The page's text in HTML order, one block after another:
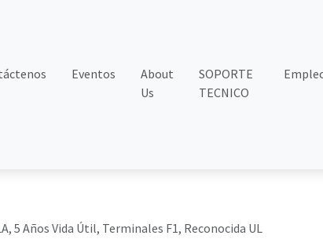
Eventos
About
Us
SOPORTE
TECNICO
5 Años Vida Útil, Terminales F1, Reconocida UL